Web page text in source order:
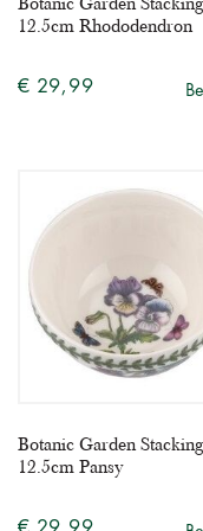
Botanic Garden
12.5cm Rhododendron
€ 29,99
Botanic Garden
12.5cm Pansy